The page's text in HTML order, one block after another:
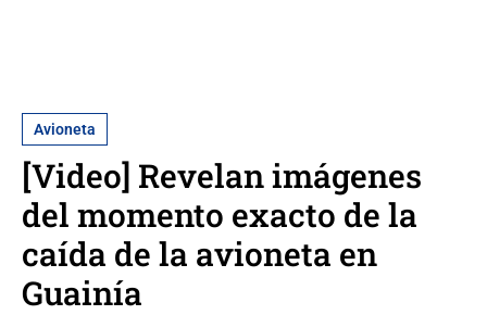
Avioneta
[Video] Revelan imágenes
del momento exacto de la
caída de la avioneta en
Guainía